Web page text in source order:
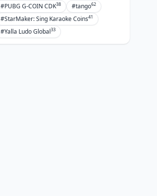
#PUBG G-COIN CDK38 #tango62
#StarMaker: Sing Karaoke Coins41
#Yalla Ludo Global33